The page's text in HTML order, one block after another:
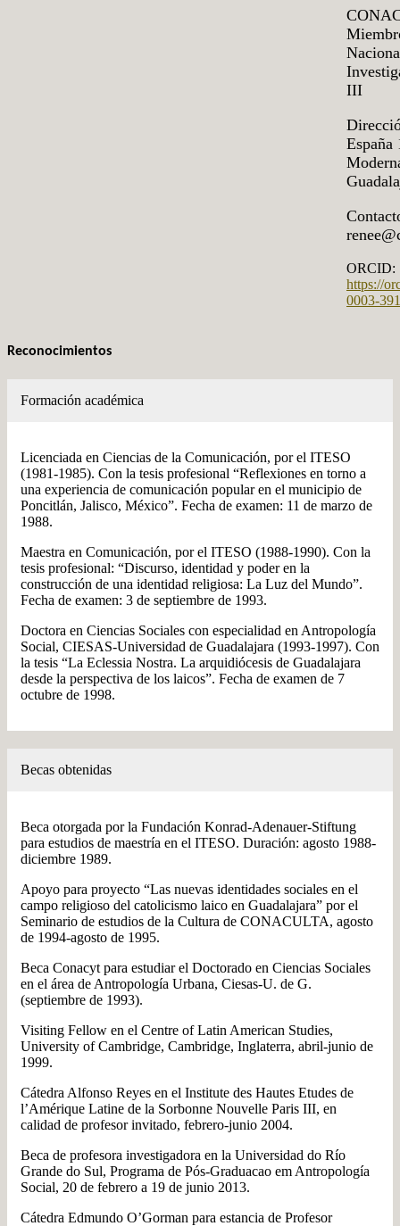
III
España
ORCID:
https://
0003-
Reconocimientos
Formación académica
Licenciada en Ciencias de la Comunicación, por el ITESO
(1981-1985). Con la tesis profesional “Reflexiones en torno a
una experiencia de comunicación popular en el municipio de
Poncitlán, Jalisco, México”. Fecha de examen: 11 de marzo de
1988.
Maestra en Comunicación, por el ITESO (1988-1990). Con la
tesis profesional: “Discurso, identidad y poder en la
construcción de una identidad religiosa: La Luz del Mundo”.
Fecha de examen: 3 de septiembre de 1993.
Doctora en Ciencias Sociales con especialidad en Antropología
Social, CIESAS-Universidad de Guadalajara (1993-1997). Con
la tesis “La Eclessia Nostra. La arquidiócesis de Guadalajara
desde la perspectiva de los laicos”. Fecha de examen de 7
octubre de 1998.
Becas obtenidas
Beca otorgada por la Fundación Konrad-Adenauer-Stiftung
para estudios de maestría en el ITESO. Duración: agosto 1988-
diciembre 1989.
Apoyo para proyecto “Las nuevas identidades sociales en el
campo religioso del catolicismo laico en Guadalajara” por el
Seminario de estudios de la Cultura de CONACULTA, agosto
de 1994-agosto de 1995.
Beca Conacyt para estudiar el Doctorado en Ciencias Sociales
en el área de Antropología Urbana, Ciesas-U. de G.
(septiembre de 1993).
Visiting Fellow en el Centre of Latin American Studies,
University of Cambridge, Cambridge, Inglaterra, abril-junio de
1999.
Cátedra Alfonso Reyes en el Institute des Hautes Etudes de
l’Amérique Latine de la Sorbonne Nouvelle Paris III, en
calidad de profesor invitado, febrero-junio 2004.
Beca de profesora investigadora en la Universidad do Río
Grande do Sul, Programa de Pós-Graduacao em Antropología
Social, 20 de febrero a 19 de junio 2013.
Cátedra Edmundo O’Gorman para estancia de Profesor